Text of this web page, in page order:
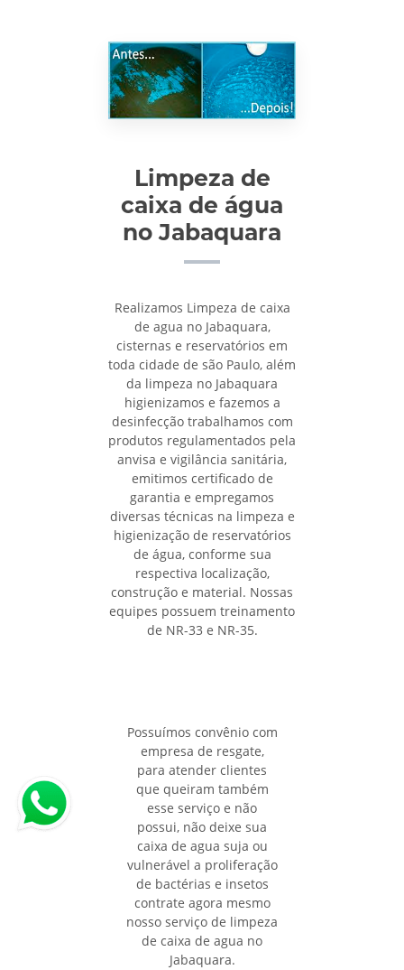
Limpeza de
caixa de água
no Jabaquara
Realizamos Limpeza de caixa
de agua no Jabaquara,
cisternas e reservatórios em
toda cidade de são Paulo, além
da limpeza no Jabaquara
higienizamos e fazemos a
desinfecção trabalhamos com
produtos regulamentados pela
anvisa e vigilância sanitária,
emitimos certificado de
garantia e empregamos
diversas técnicas na limpeza e
higienização de reservatórios
de água, conforme sua
respectiva localização,
construção e material. Nossas
equipes possuem treinamento
de NR-33 e NR-35.
Possuímos convênio com
empresa de resgate,
para atender clientes
que queiram também
esse serviço e não
possui, não deixe sua
caixa de agua suja ou
vulnerável a proliferação
de bactérias e insetos
contrate agora mesmo
nosso serviço de limpeza
de caixa de agua no
Jabaquara.